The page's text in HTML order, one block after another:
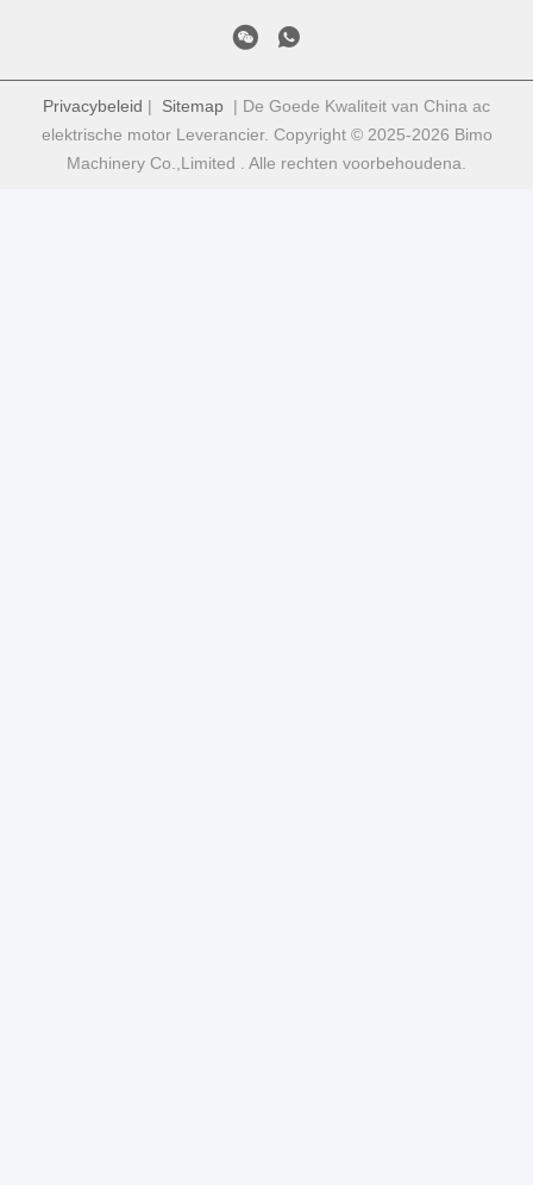
Privacybeleid | Sitemap | De Goede Kwaliteit van China ac
elektrische motor Leverancier. Copyright © 2025-2026 Bimo
Machinery Co.,Limited . Alle rechten voorbehoudena.